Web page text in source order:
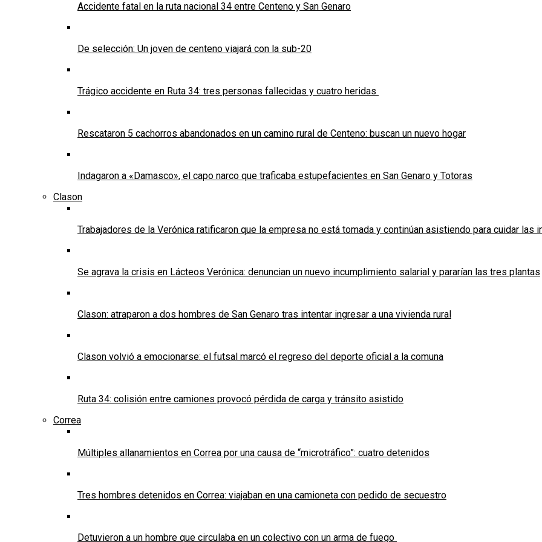
Accidente fatal en la ruta nacional 34 entre Centeno y San Genaro
De selección: Un joven de centeno viajará con la sub-20
Trágico accidente en Ruta 34: tres personas fallecidas y cuatro heridas
Rescataron 5 cachorros abandonados en un camino rural de Centeno: buscan un nuevo hogar
Indagaron a «Damasco», el capo narco que traficaba estupefacientes en San Genaro y Totoras
Clason
Trabajadores de la Verónica ratificaron que la empresa no está tomada y continúan asistiendo para cuidar las
Se agrava la crisis en Lácteos Verónica: denuncian un nuevo incumplimiento salarial y pararían las tres plantas
Clason: atraparon a dos hombres de San Genaro tras intentar ingresar a una vivienda rural
Clason volvió a emocionarse: el futsal marcó el regreso del deporte oficial a la comuna
Ruta 34: colisión entre camiones provocó pérdida de carga y tránsito asistido
Correa
Múltiples allanamientos en Correa por una causa de “microtráfico”: cuatro detenidos
Tres hombres detenidos en Correa: viajaban en una camioneta con pedido de secuestro
Detuvieron a un hombre que circulaba en un colectivo con un arma de fuego